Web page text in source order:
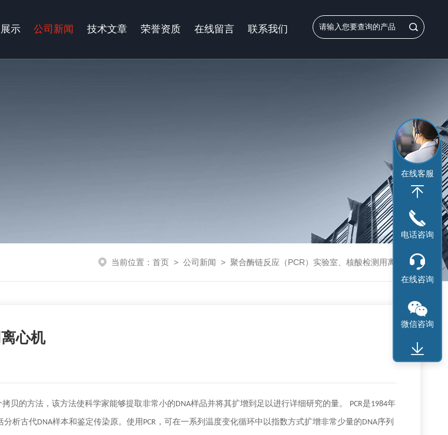
示 公司新闻 技术文章 荣誉资质 在线留言 联系我们
当前位置： 首页 > 公司新闻 > 聚合酶链反应（PCR）实验室、核酸检测用离心机
心机
贝的方法，该方法使科学家能够提取非常小的DNA样品并将其扩增到足以进行详细研究的量。 PCR是1984年
分析古代DNA样本和鉴定传染原。使用 PCR ，可在一系列温度变化循环中以指数方式扩增非常少量的DNA序列
在线客服
电话咨询
在线咨询
微信咨询